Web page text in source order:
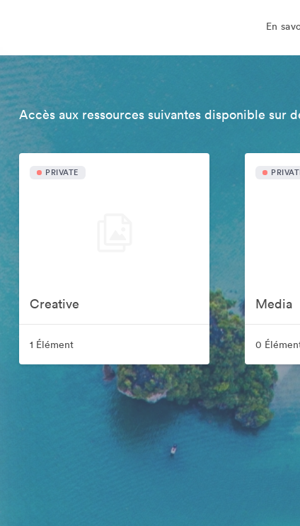
En
Accès aux ressources suivantes disponible sur
PRIVATE
Creative
1 Élément
Media
0